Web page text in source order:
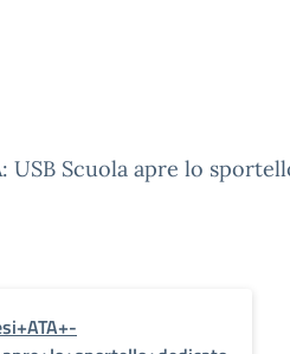
USB Scuola apre lo